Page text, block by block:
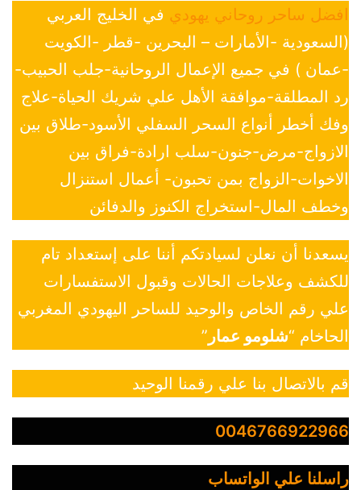
افضل ساحر روحاني يهودي في الخليج العربي
(السعودية -الأمارات – البحرين -قطر -الكويت
-عمان ) في جميع الإعمال الروحانية-جلب الحبيب-
رد المطلقة-موافقة الأهل علي شريك الحياة-علاج
وفك أخطر أنواع السحر السفلي الأسود-طلاق بين
الازواج-مرض-جنون-سلب ارادة-فراق بين
الاخوات-الزواج بمن تحبون- أعمال استنزال
وخطف المال-استخراج الكنوز والدفائن
يسعدنا أن نعلن لسيادتكم أننا على إستعداد تام
للكشف وعلاجات الحالات وقبول الاستفسارات
علي رقم الخاص والوحيد للساحر اليهودي المغربي
الحاخام “شلومو عمار ”
قم بالاتصال بنا علي رقمنا الوحيد
0046766922966
راسلنا علي الواتساب